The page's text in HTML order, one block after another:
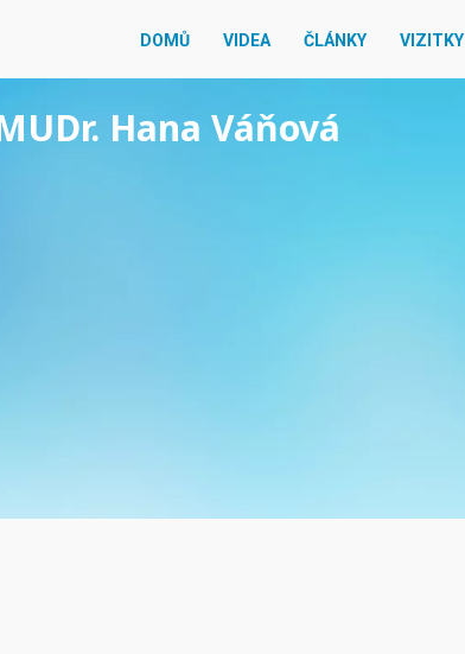
DOMŮ VIDEA ČLÁNKY VIZITKY
Hana Váňová